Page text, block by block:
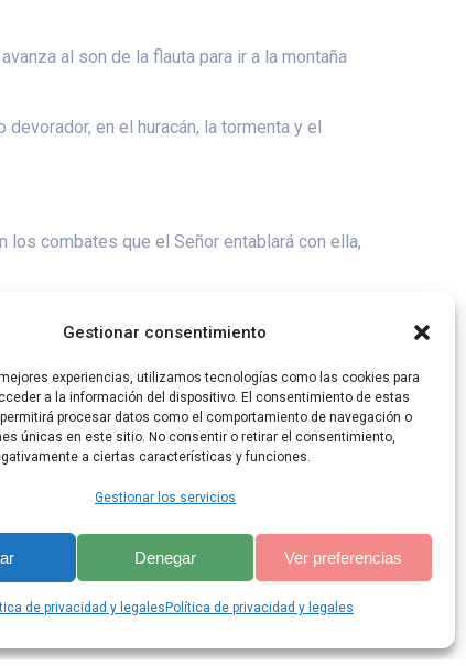
Gestionar consentimiento
experiencias, utilizamos tecnologías como las cookies para
a la información del dispositivo. El consentimiento de estas
procesar datos como el comportamiento de navegación o
únicas en este sitio. No consentir o retirar el consentimiento,
a ciertas características y funciones.
Gestionar los servicios
Denegar Ver preferencias
de privacidad y legales Política de privacidad y legales
al son de la flauta para ir a la montaña
en el huracán, la tormenta y el
los combates que el Señor entablará con ella,
con fuego y leña en abundancia, y el soplo